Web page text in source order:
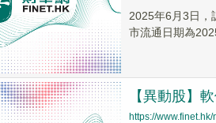
2025年6月3日，
市流通日期為
【異動股】
https://